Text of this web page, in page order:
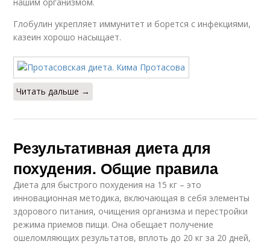
Глобулин укрепляет иммунитет и борется с инфекциями,
казеин хорошо насыщает.
Читать дальше →
Результативная диета для
похудения. Общие правила
Диета для быстрого похудения на 15 кг – это
инновационная методика, включающая в себя элементы
здорового питания, очищения организма и перестройки
режима приемов пищи. Она обещает получение
ошеломляющих результатов, вплоть до 20 кг за 20 дней,